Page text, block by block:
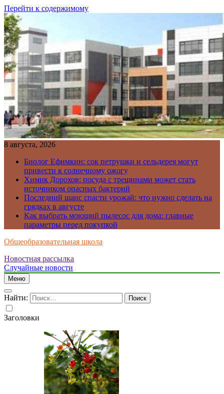
Перейти к содержимому
8 августа, 2026
Биолог Ефимкин: сок петрушки и сельдерея могут
привести к солнечному ожогу
Химик Дорохов: посуда с трещинами может стать
источником опасных бактерий
Последний шанс спасти урожай: что нужно сделать на
грядках в августе
Как выбрать моющий пылесос для дома: главные
параметры перед покупкой
Общеобразовательная школа
Новостная рассылка
Случайные новости
Меню
Найти:
Заголовки